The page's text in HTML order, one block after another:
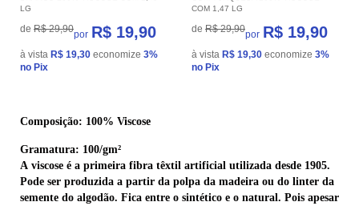
LG
de R$ 29,90por R$ 19,90
à vista R$ 19,30 economize 3%
no Pix
COM 1,47 LG
de R$ 29,90por R$ 19,90
à vista R$ 19,30 economize 3%
no Pix
Composição: 100% Viscose
Gramatura: 100/gm²
A viscose é a primeira fibra têxtil artificial utilizada desde 1905.
Pode ser produzida a partir da polpa da madeira ou do linter da
semente do algodão. Fica entre o sintético e o natural. Pois apesar